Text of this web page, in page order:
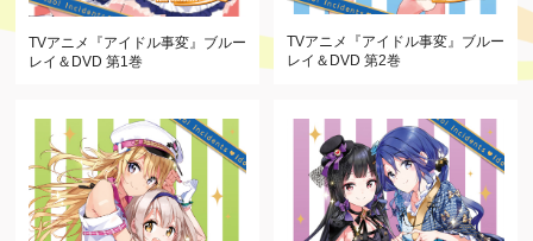
TVアニメ『アイドル事変』 ブルー
レイ＆DVD 第1巻
TVアニメ『アイドル事変』 ブルー
レイ＆DVD 第2巻